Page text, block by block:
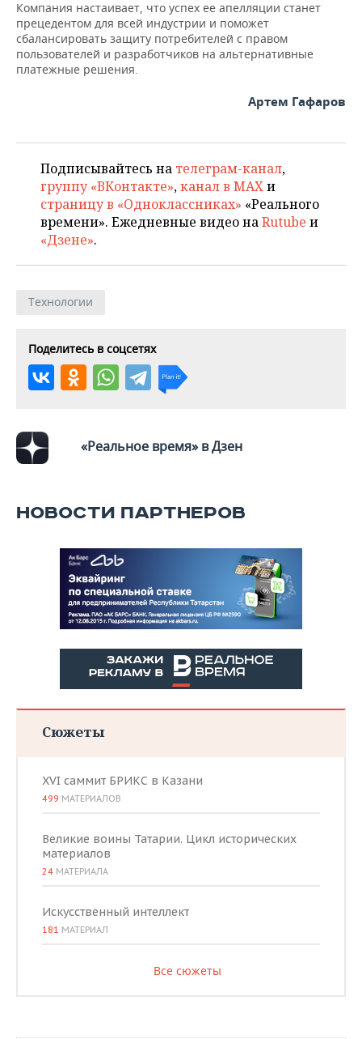
Компания настаивает, что успех ее апелляции станет
прецедентом для всей индустрии и поможет
сбалансировать защиту потребителей с правом
пользователей и разработчиков на альтернативные
платежные решения.
Артем Гафаров
Подписывайтесь на телеграм-канал,
группу «ВКонтакте»,канал в MAXи
страницу в «Одноклассниках» «Реального
времени». Ежедневные видео наRutube и
«Дзене».
Технологии
Поделитесь в соцсетях
«Реальное время» в Дзен
НОВОСТИ ПАРТНЕРОВ
Сюжеты
XVI саммит БРИКС в Казани
499 МАТЕРИАЛОВ
Великие воины Татарии. Цикл исторических
материалов
24 МАТЕРИАЛА
Искусственный интеллект
181 МАТЕРИАЛ
Все сюжеты